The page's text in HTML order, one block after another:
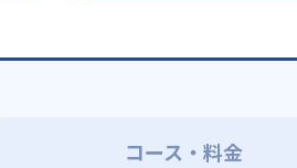
コース・料金